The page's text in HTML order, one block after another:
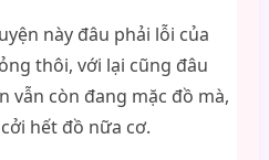
này đâu phải lỗi của
thôi, với lại cũng đâu
vẫn còn đang mặc đồ mà,
hết đồ nữa cơ.